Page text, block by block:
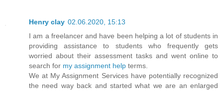
Henry clay 02.06.2020, 15:13
I am a freelancer and have been helping a lot of students in
providing assistance to students who frequently gets
worried about their assessment tasks and went online to
search for my assignment help terms.
We at My Assignment Services have potentially recognized
the need way back and started what we are an enlarged